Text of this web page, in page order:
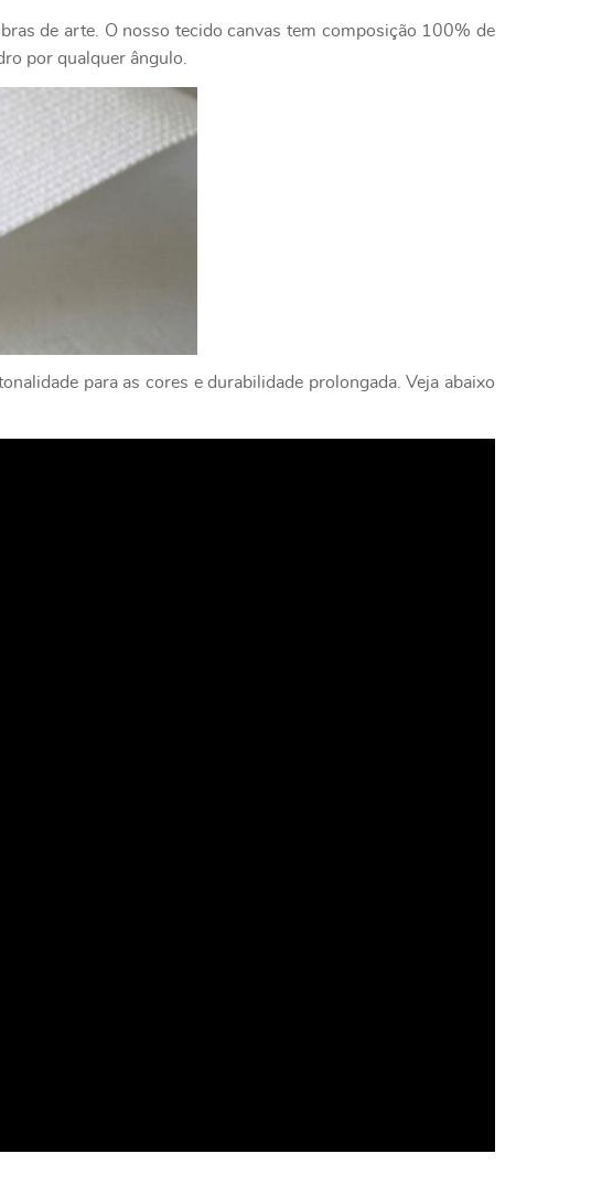
de arte. O nosso tecido canvas tem composição 100% de
por qualquer ângulo.
para as cores e durabilidade prolongada. Veja abaixo